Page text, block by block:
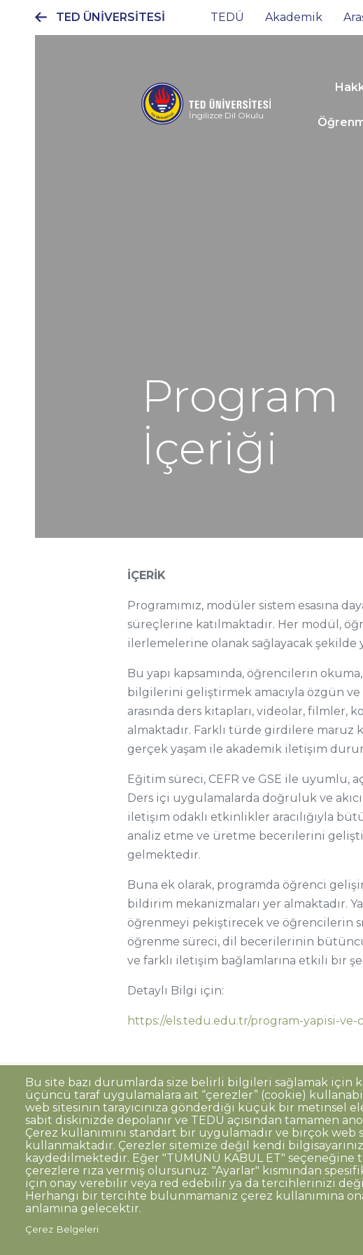
TED ÜNİVERSİTESİ
Ana
TEDÜ Akademik
Program
İçeriği
İngilizce Dil Okulu
İÇERİK
Programımız, modüler sistem esasına
süreçlerine katılmaktadır. Her modül,
ilerlemelerine olanak sağlayacak şekilde
Bu yapı kapsamında, öğrencilerin
bilgilerini geliştirmek amacıyla özgün
arasında ders kitapları, videolar, filmler,
almaktadır. Farklı türde girdilere maruz
gerçek yaşam ile akademik iletişim
Eğitim süreci, CEFR ve GSE ile uyumlu,
Ders içi uygulamalarda doğruluk ve
iletişim odaklı etkinlikler aracılığıyla
analiz etme ve üretme becerilerini
gelmektedir.
Buna ek olarak, programda öğrenci
bildirim mekanizmaları yer almaktadır.
öğrenmeyi pekiştirecek ve öğrencilerin
öğrenme süreci, dil becerilerinin
ve farklı iletişim bağlamlarına etkili bir
Detaylı Bilgi için:
https://els.tedu.edu.tr/program-yapisi-
Bu site bazı durumlarda size belirli bilgileri sağlamak için
üçüncü taraf uygulamalara ait “çerezler” (cookie)
web sitesinin tarayıcınıza gönderdiği küçük bir metinsel
sabit diskinizde depolanır ve TEDÜ açısından tamamen
Çerez kullanımını standart bir uygulamadır ve birçok web
kullanmaktadır. Çerezler sitemize değil kendi
kaydedilmektedir. Eğer "TÜMÜNÜ KABUL ET" seçeneğine
çerezlere rıza vermiş olursunuz. "Ayarlar" kısmından
için onay verebilir veya red edebilir ya da tercihlerinizi
Herhangi bir tercihte bulunmamanız çerez kullanımına
anlamına gelecektir.
Çerez Belgeleri
Dipnot
Sıkça Sorulan Sorular Kişisel Verilerin Korunması
Kurumsal Kimlik
© TED Üniversitesi. Ziya Gökalp Caddesi No:48 06420,
TED
Üniversitesi
Twitter
TED
Üniversitesi
TED
Üniversitesi
TED
Üniversitesi
TED
Üniversitesi
WhatsApp